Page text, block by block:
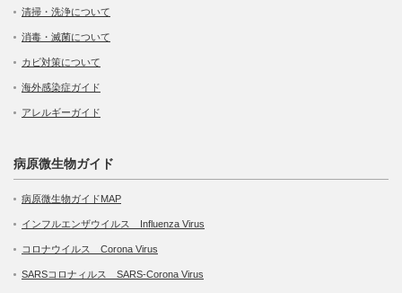
清掃・洗浄について
消毒・滅菌について
カビ対策について
海外感染症ガイド
アレルギーガイド
病原微生物ガイド
病原微生物ガイドMAP
インフルエンザウイルス Influenza Virus
コロナウイルス Corona Virus
SARSコロナィルス SARS-Corona Virus